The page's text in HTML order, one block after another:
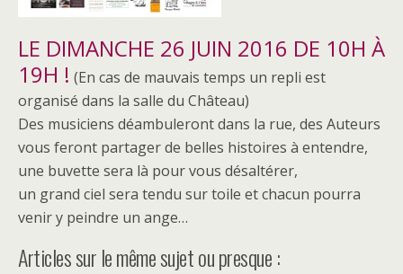
LE DIMANCHE 26 JUIN 2016 DE 10H À
19H ! (En cas de mauvais temps un repli est
organisé dans la salle du Château)
Des musiciens déambuleront dans la rue, des Auteurs
vous feront partager de belles histoires à entendre,
une buvette sera là pour vous désaltérer,
un grand ciel sera tendu sur toile et chacun pourra
venir y peindre un ange…
Articles sur le même sujet ou presque :